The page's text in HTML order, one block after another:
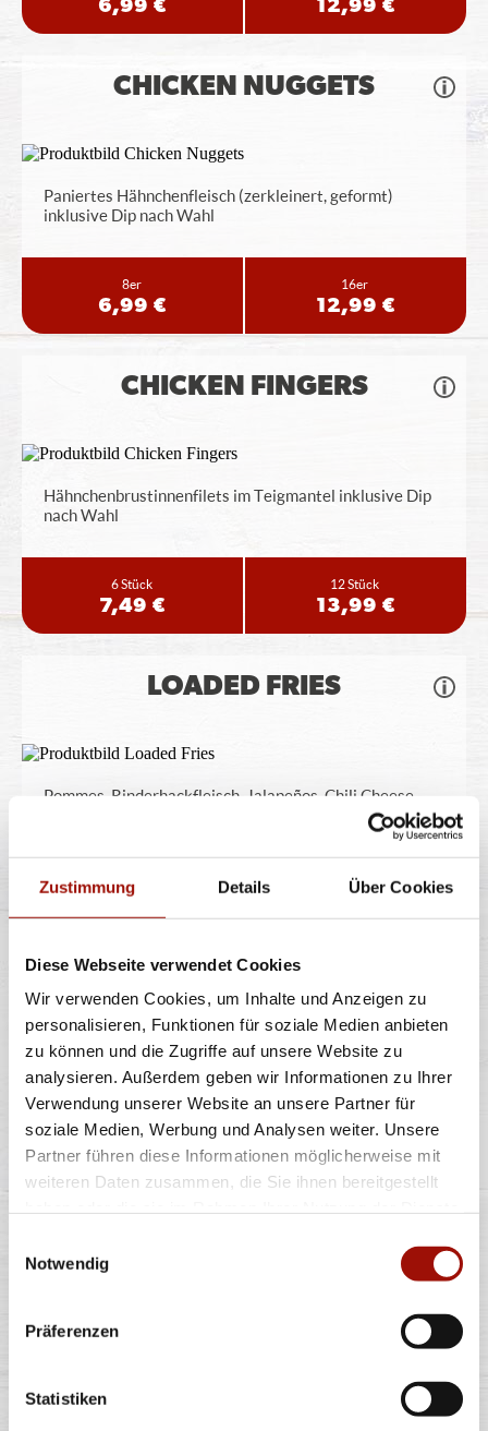
Zustimmung Details Über Cookies
Diese Webseite verwendet Cookies
Wir verwenden Cookies, um Inhalte und Anzeigen zu
personalisieren, Funktionen für soziale Medien anbieten
zu können und die Zugriffe auf unsere Website zu
analysieren. Außerdem geben wir Informationen zu Ihrer
Verwendung unserer Website an unsere Partner für
soziale Medien, Werbung und Analysen weiter. Unsere
Partner führen diese Informationen möglicherweise mit
weiteren Daten zusammen, die Sie ihnen bereitgestellt
Notwendig
Präferenzen
Statistiken
6,99 € 12,99 €
CHICKEN NUGGETS
Paniertes Hähnchenfleisch (zerkleinert, geformt)
inklusive Dip nach Wahl
8er
6,99 €
16er
12,99 €
CHICKEN FINGERS
Hähnchenbrustinnenfilets im Teigmantel inklusive Dip
nach Wahl
6 Stück
7,49 €
12 Stück
13,99 €
LOADED FRIES
Pommes, Rinderhackfleisch, Jalapeños, Chili Cheese
7,99 €
POMMES
Knusprige Pommes Frites inclusive Dip nach Wahl
5,49 €
FLATBREAD SIZILIANA
Siziliana Dip (aus Tomatencreme